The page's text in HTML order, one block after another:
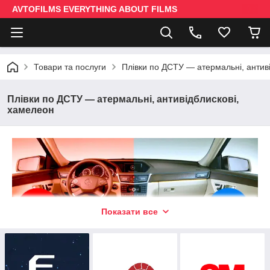
AVTOFILMS EVERYTHING ABOUT FILMS
Товари та послуги Плівки по ДСТУ — атермальні,
Плівки по ДСТУ — атермальні, антивідблискові,
хамелеон
Тонування атермальною плівкою,
гарним рішенням уникнути проблем зі працівниками
поліції як в Україні, так і більшості країн Європи. Атермальна
Показати все